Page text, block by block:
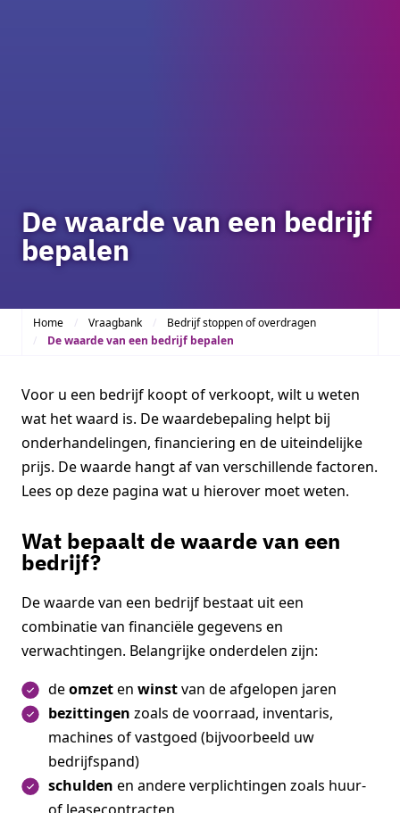
De waarde van een bedrijf
bepalen
Home Vraagbank
Bedrijf stoppen of overdragen
De waarde van een bedrijf bepalen
Voor u een bedrijf koopt of verkoopt, wilt u weten
wat het waard is. De waardebepaling helpt bij
onderhandelingen, financiering en de uiteindelijke
prijs. De waarde hangt af van verschillende factoren.
Lees op deze pagina wat u hierover moet weten.
Wat bepaalt de waarde van een
bedrijf?
De waarde van een bedrijf bestaat uit een
combinatie van financiële gegevens en
verwachtingen. Belangrijke onderdelen zijn:
deomzeten winstvan de afgelopen jaren
bezittingen zoals de voorraad, inventaris,
machines of vastgoed (bijvoorbeeld uw
bedrijfspand)
schulden en andere verplichtingen zoals huur-